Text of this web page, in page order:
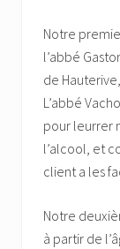
Notre
l’abbé
de
L’abbé
pour leurrer
l’alcool, et
client a les
Notre
à partir de